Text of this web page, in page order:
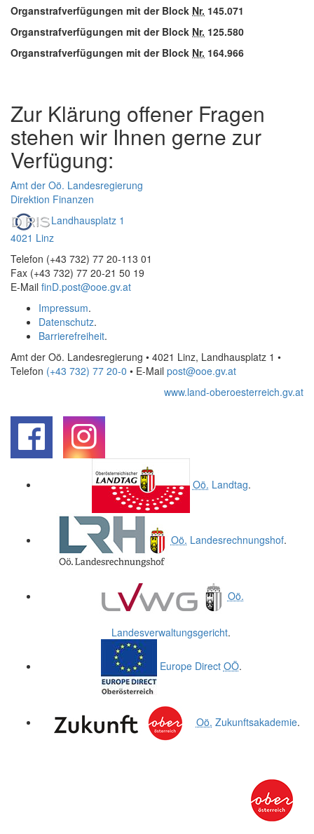
Organstrafverfügungen mit der Block Nr. 145.071
Organstrafverfügungen mit der Block Nr. 125.580
Organstrafverfügungen mit der Block Nr. 164.966
Zur Klärung offener Fragen
stehen wir Ihnen gerne zur
Verfügung:
Amt der Oö. Landesregierung
Direktion Finanzen
Landhausplatz 1
4021 Linz
Telefon (+43 732) 77 20-113 01
Fax (+43 732) 77 20-21 50 19
E-Mail finD.post@ooe.gv.at
Impressum.
Datenschutz.
Barrierefreiheit.
Amt der Oö. Landesregierung • 4021 Linz, Landhausplatz 1 •
Telefon (+43 732) 77 20-0 • E-Mail post@ooe.gv.at
www.land-oberoesterreich.gv.at
Oö. Landtag.
Oö. Landesrechnungshof.
Oö.
Landesverwaltungsgericht.
Europe Direct OÖ.
Oö. Zukunftsakademie.